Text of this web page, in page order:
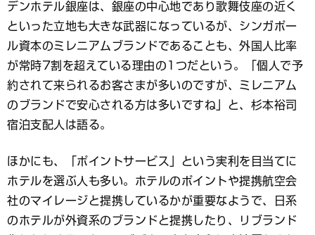
デンホテル銀座は、銀座の中心地であり歌舞伎座の近く
といった立地も大きな武器になっているが、シンガポー
ル資本のミレニアムブランドであることも、外国人比率
が常時7割を超えている理由の1つだという。「個人で予
約されて来られるお客さまが多いのですが、ミレニアム
のブランドで安心される方は多いですね」と、杉本裕司
宿泊支配人は語る。
ほかにも、「ポイントサービス」という実利を目当てに
ホテルを選ぶ人も多い。ホテルのポイントや提携航空会
社のマイレージと提携しているかが重要なようで、日系
のホテルが外資系のブランドと提携したり、リブランド